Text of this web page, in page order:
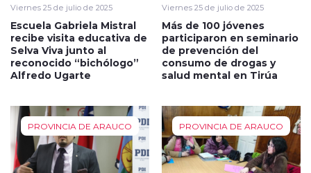
Viernes 25 de julio de 2025
Escuela Gabriela Mistral
recibe visita educativa de
Selva Viva junto al
reconocido “bichólogo”
Alfredo Ugarte
Viernes 25 de julio de 2025
Más de 100 jóvenes
participaron en seminario
de prevención del
consumo de drogas y
salud mental en Tirúa
PROVINCIA DE ARAUCO PROVINCIA DE ARAUCO